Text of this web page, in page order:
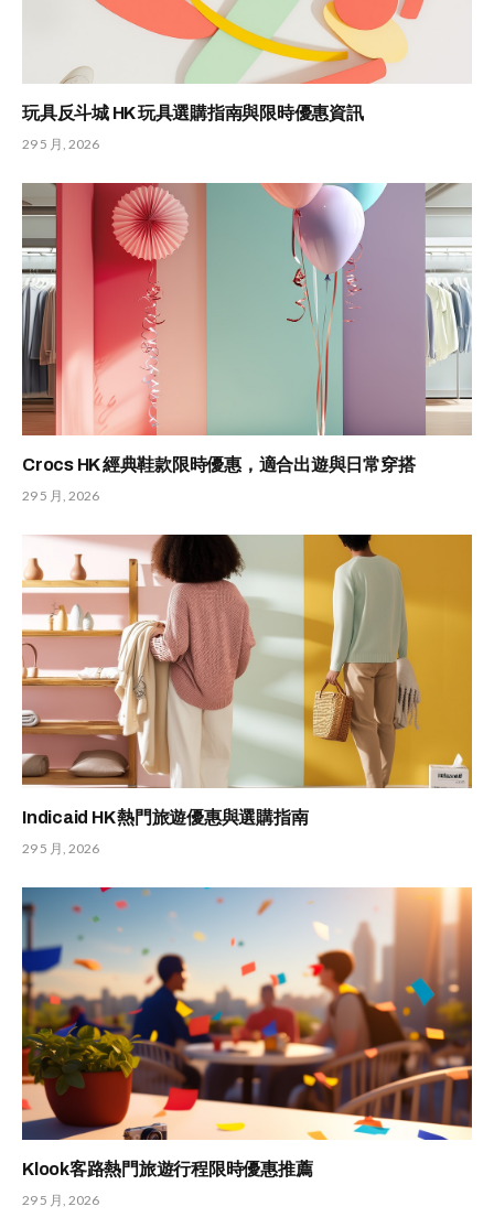
玩具反斗城 HK 玩具選購指南與限時優惠資訊
29 5 月, 2026
Crocs HK 經典鞋款限時優惠，適合出遊與日常穿搭
29 5 月, 2026
Indicaid HK 熱門旅遊優惠與選購指南
29 5 月, 2026
Klook客路熱門旅遊行程限時優惠推薦
29 5 月, 2026